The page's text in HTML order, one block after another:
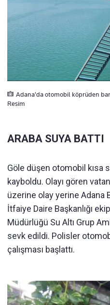
Adana'da otomobil köprüden
Resim
ARABA SUYA BATTI
Göle düşen otomobil kısa
kayboldu. Olayı gören
üzerine olay yerine Adana
İtfaiye Daire Başkanlığı
Müdürlüğü Su Altı Grup
sevk edildi. Polisler
çalışması başlattı.